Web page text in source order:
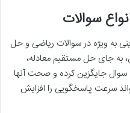
سوالات
به ویژه در سوالات ریاضی و حل
به جای حل مستقیم معادله،
سوال جایگزین کرده و صحت آنها
سرعت پاسخگویی را افزایش